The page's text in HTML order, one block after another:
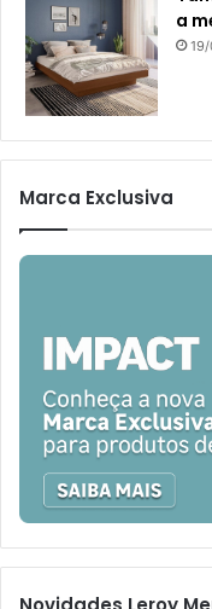
a
Marca Exclusiva